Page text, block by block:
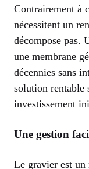
Contrairement à
nécessitent un
décompose pas.
une membrane
décennies sans
solution rentable
investissement
Une gestion
Le gravier est un